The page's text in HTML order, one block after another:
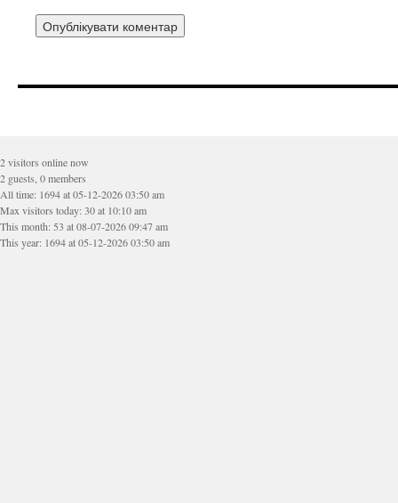
2 visitors online now
2 guests, 0 members
All time: 1694 at 05-12-2026 03:50 am
Max visitors today: 30 at 10:10 am
This month: 53 at 08-07-2026 09:47 am
This year: 1694 at 05-12-2026 03:50 am